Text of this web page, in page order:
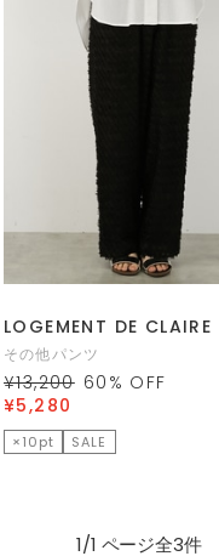
LOGEMENT DE CLAIRE
その他パンツ
¥13,200 60 % OFF
¥5,280
×10pt SALE
1/1 ページ全3件